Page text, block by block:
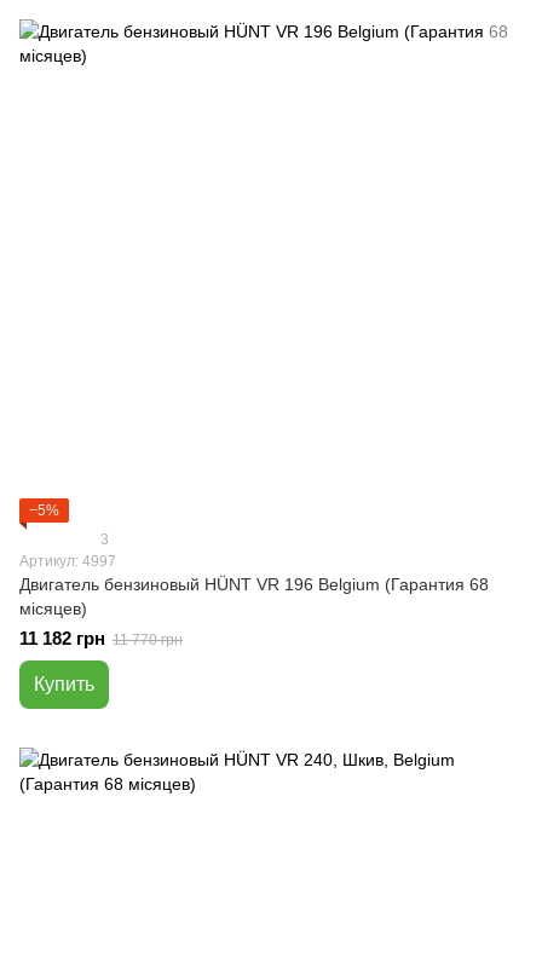
−5%
3
Артикул: 4997
Двигатель бензиновый HÜNT VR 196 Belgium (Гарантия 68
місяцев)
11 182 грн 11 770 грн
Купить